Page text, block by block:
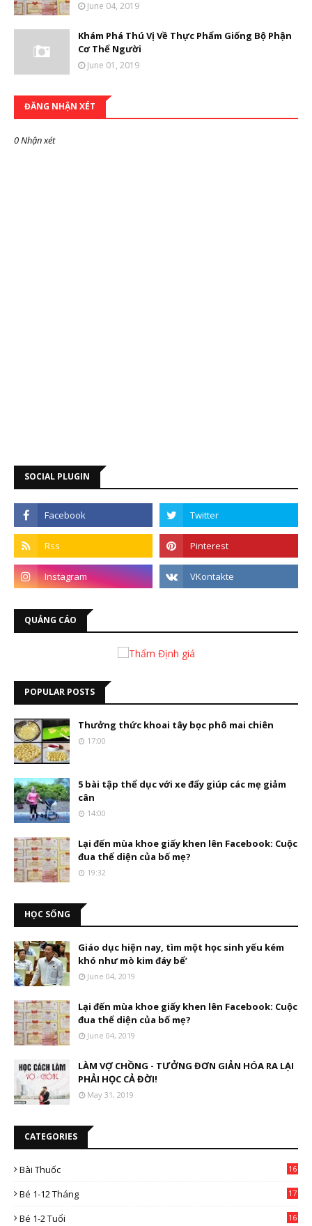
June 04, 2019
Khám Phá Thú Vị Về Thực Phẩm Giống Bộ Phận
Cơ Thể Người
June 01, 2019
ĐĂNG NHẬN XÉT
0 Nhận xét
SOCIAL PLUGIN
QUẢNG CÁO
POPULAR POSTS
Thưởng thức khoai tây bọc phô mai chiên
17:00
5 bài tập thể dục với xe đẩy giúp các mẹ giảm
cân
14:00
Lại đến mùa khoe giấy khen lên Facebook: Cuộc
đua thể diện của bố mẹ?
19:32
HỌC SỐNG
Giáo dục hiện nay, tìm một học sinh yếu kém
khó như mò kim đáy bể’
June 04, 2019
Lại đến mùa khoe giấy khen lên Facebook: Cuộc
đua thể diện của bố mẹ?
June 04, 2019
LÀM VỢ CHỒNG - TƯỞNG ĐƠN GIẢN HÓA RA LẠI
PHẢI HỌC CẢ ĐỜI!
May 31, 2019
CATEGORIES
Bài Thuốc
16
Bé 1-12 Tháng 17
Bé 1-2 Tuổi 16